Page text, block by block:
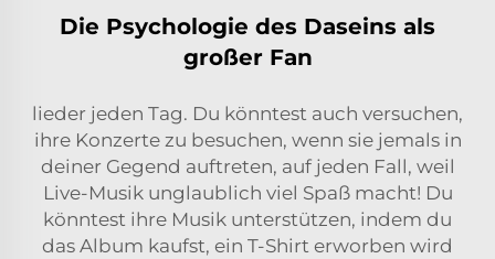
Die Psychologie des Daseins als
großer Fan
lieder jeden Tag. Du könntest auch versuchen,
ihre Konzerte zu besuchen, wenn sie jemals in
deiner Gegend auftreten, auf jeden Fall, weil
Live-Musik unglaublich viel Spaß macht! Du
könntest ihre Musik unterstützen, indem du
das Album kaufst, ein T-Shirt erworben wird